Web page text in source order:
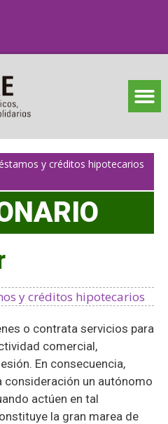
y créditos hipotecarios
y créditos hipotecarios
o contrata servicios para
comercial,
En consecuencia,
consideración un autónomo
actúen en tal
la gran marea de